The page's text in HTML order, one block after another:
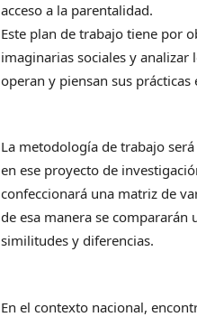
acceso a la parentalidad.
Este plan de trabajo tiene por
imaginarias sociales y
operan y piensan sus prácticas
La metodología de trabajo
en ese proyecto de
confeccionará una matriz de
de esa manera se compararán
similitudes y diferencias.
En el contexto nacional,